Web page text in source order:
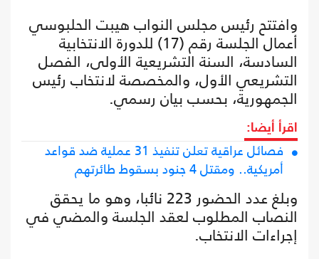
وافتتح رئيس مجلس النواب هيبت الحلبوسي
أعمال الجلسة رقم (17) للدورة الانتخابية
السادسة، السنة التشريعية الأولى، الفصل
التشريعي الأول، والمخصصة لانتخاب رئيس
الجمهورية، بحسب بيان رسمي.
اقرأ أيضا:
فصائل عراقية تعلن تنفيذ 31 عملية ضد قواعد
أمريكية.. ومقتل 4 جنود بسقوط طائرتهم
وبلغ عدد الحضور 223 نائبا، وهو ما يحقق
النصاب المطلوب لعقد الجلسة والمضي في
إجراءات الانتخاب.